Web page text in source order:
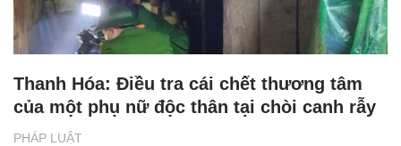
PHÁP LUẬT
Thanh Hóa: Điều tra cái chết thương tâm
của một phụ nữ độc thân tại chòi canh rẫy